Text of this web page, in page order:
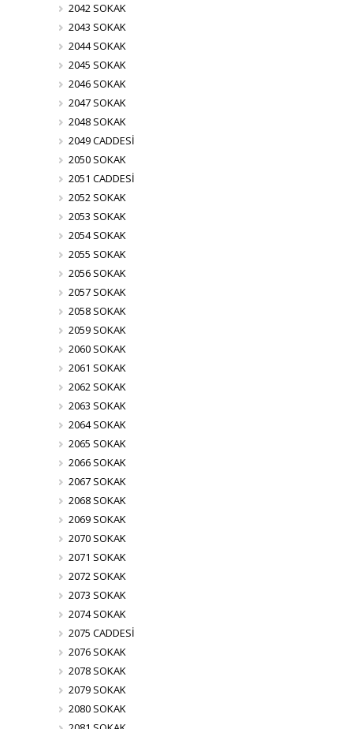
2042 SOKAK
2043 SOKAK
2044 SOKAK
2045 SOKAK
2046 SOKAK
2047 SOKAK
2048 SOKAK
2049 CADDESİ
2050 SOKAK
2051 CADDESİ
2052 SOKAK
2053 SOKAK
2054 SOKAK
2055 SOKAK
2056 SOKAK
2057 SOKAK
2058 SOKAK
2059 SOKAK
2060 SOKAK
2061 SOKAK
2062 SOKAK
2063 SOKAK
2064 SOKAK
2065 SOKAK
2066 SOKAK
2067 SOKAK
2068 SOKAK
2069 SOKAK
2070 SOKAK
2071 SOKAK
2072 SOKAK
2073 SOKAK
2074 SOKAK
2075 CADDESİ
2076 SOKAK
2078 SOKAK
2079 SOKAK
2080 SOKAK